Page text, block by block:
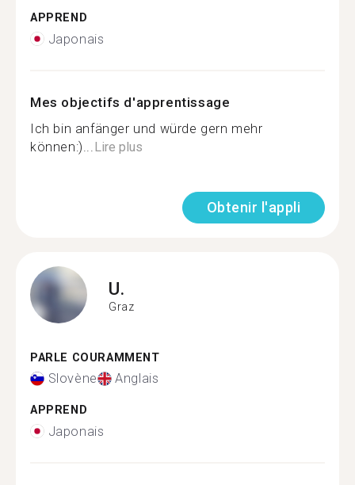
APPREND
Japonais
Mes objectifs d'apprentissage
Ich bin anfänger und würde gern mehr
können:)... Lire plus
Obtenir l'appli
U.
Graz
PARLE COURAMMENT
Slovène Anglais
APPREND
Japonais